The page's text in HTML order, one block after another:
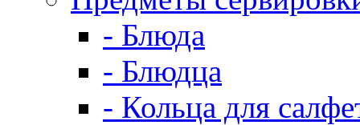
- Блюда
- Блюдца
- Кольца для